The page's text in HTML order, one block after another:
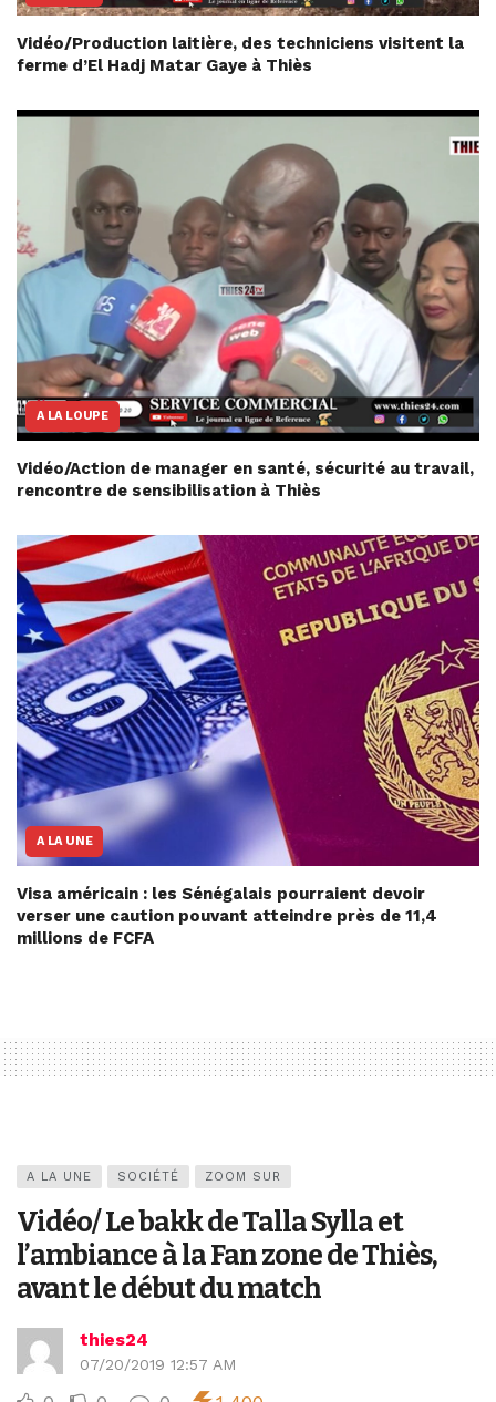
Vidéo/Production laitière, des techniciens visitent la
ferme d’El Hadj Matar Gaye à Thiès
A LA LOUPE
Vidéo/Action de manager en santé, sécurité au travail,
rencontre de sensibilisation à Thiès
A LA UNE
Visa américain : les Sénégalais pourraient devoir
verser une caution pouvant atteindre près de 11,4
millions de FCFA
A LA UNE SOCIÉTÉ ZOOM SUR
Vidéo/ Le bakk de Talla Sylla et
l’ambiance à la Fan zone de Thiès,
avant le début du match
thies24
07/20/2019 12:57 AM